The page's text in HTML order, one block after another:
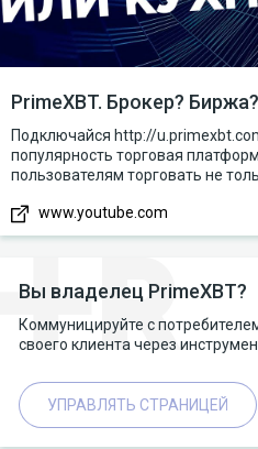
PrimeXBT. Брокер?
Подключайся http://
популярность торговая
пользователям торговать не
www.youtube.com
Вы владелец PrimeXBT?
Коммуницируйте с
своего клиента через
УПРАВЛЯТЬ СТРАНИЦЕЙ